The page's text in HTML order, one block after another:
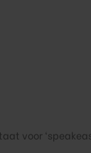
voor